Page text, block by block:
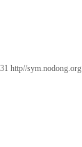
http//sym.nodong.org